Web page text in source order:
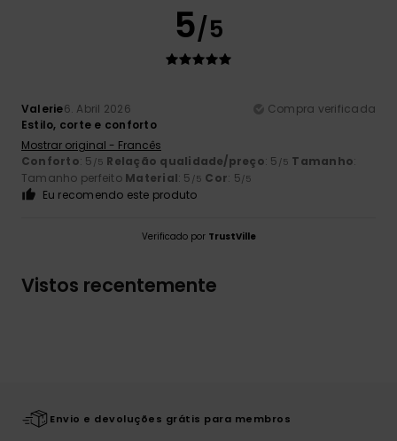
5/5
Valerie6. Abril 2026
Compra verificada
Estilo, corte e conforto
Mostrar original - Francês
Conforto: 5 /5 Relação qualidade/preço: 5 /5 Tamanho:
Tamanho perfeito Material: 5 /5 Cor: 5/5
Eu recomendo este produto
Verificado por TrustVille
Vistos recentemente
Envio e devoluções grátis para membros